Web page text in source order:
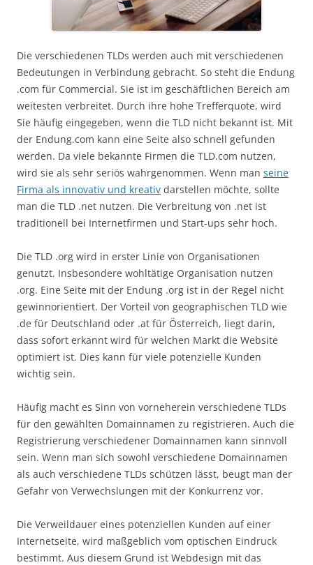
Die verschiedenen TLDs werden auch mit verschiedenen
Bedeutungen in Verbindung gebracht. So steht die Endung
.com für Commercial. Sie ist im geschäftlichen Bereich am
weitesten verbreitet. Durch ihre hohe Trefferquote, wird
Sie häufig eingegeben, wenn die TLD nicht bekannt ist. Mit
der Endung.com kann eine Seite also schnell gefunden
werden. Da viele bekannte Firmen die TLD.com nutzen,
wird sie als sehr seriös wahrgenommen. Wenn man seine
Firma als innovativ und kreativ darstellen möchte, sollte
man die TLD .net nutzen. Die Verbreitung von .net ist
traditionell bei Internetfirmen und Start-ups sehr hoch.
Die TLD .org wird in erster Linie von Organisationen
genutzt. Insbesondere wohltätige Organisation nutzen
.org. Eine Seite mit der Endung .org ist in der Regel nicht
gewinnorientiert. Der Vorteil von geographischen TLD wie
.de für Deutschland oder .at für Österreich, liegt darin,
dass sofort erkannt wird für welchen Markt die Website
optimiert ist. Dies kann für viele potenzielle Kunden
wichtig sein.
Häufig macht es Sinn von vorneherein verschiedene TLDs
für den gewählten Domainnamen zu registrieren. Auch die
Registrierung verschiedener Domainnamen kann sinnvoll
sein. Wenn man sich sowohl verschiedene Domainnamen
als auch verschiedene TLDs schützen lässt, beugt man der
Gefahr von Verwechslungen mit der Konkurrenz vor.
Die Verweildauer eines potenziellen Kunden auf einer
Internetseite, wird maßgeblich vom optischen Eindruck
bestimmt. Aus diesem Grund ist Webdesign mit das